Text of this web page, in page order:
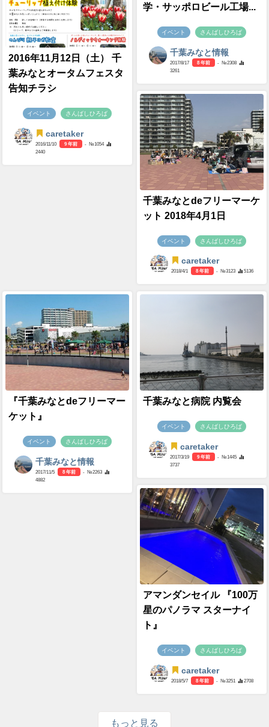
2016年11月12日（土） 千
葉みなとオータムフェスタ
告知チラシ
イベント さんばしひろば
caretaker
2016/11/10 9 年前
- №1054
2440
学・サッポロビール工場...
イベント さんばしひろば
千葉みなと情報
2017/8/17 8 年前
- №2308
3261
千葉みなとdeフリーマーケ
ット 2018年4月1日
イベント さんばしひろば
caretaker
2018/4/1 8 年前 - №3123 5136
『千葉みなとdeフリーマー
ケット』
イベント さんばしひろば
千葉みなと情報
2017/11/5 8 年前
- №2263
4882
千葉みなと病院 内覧会
イベント さんばしひろば
caretaker
2017/3/19 9 年前
- №1445
3737
アマンダンセイル 『100万
星のパノラマ スターナイ
ト』
イベント さんばしひろば
caretaker
2018/5/7 8 年前 - №3251 2708
もっと見る